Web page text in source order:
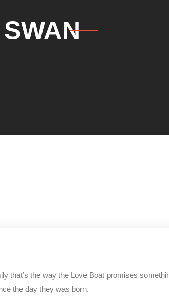
that’s the way the Love Boat promises
the day they was born.